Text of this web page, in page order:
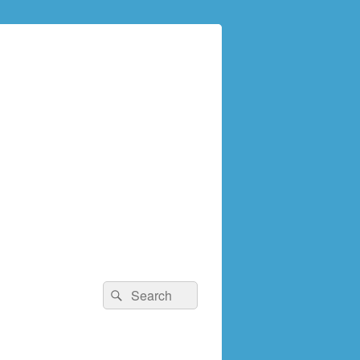
検
索:
検
索